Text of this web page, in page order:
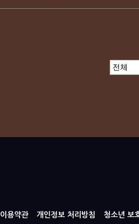
이용약관 개인정보 처리방침 청소년 보